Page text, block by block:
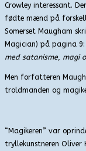
Crowley interessant.
fødte mænd på
Somerset Maugham
Magician) på pagina 9:
med satanisme, magi
Men forfatteren
troldmanden og
“Magikeren” var
tryllekunstneren Oliver